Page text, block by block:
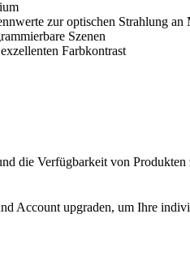
zur optischen Strahlung
Szenen
Farbkontrast
die Verfügbarkeit von Produkten
Account upgraden, um Ihre